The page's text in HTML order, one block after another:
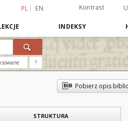
PL EN Kontrast
INDEKSY
?
Pobierz opis
STRUKTURA